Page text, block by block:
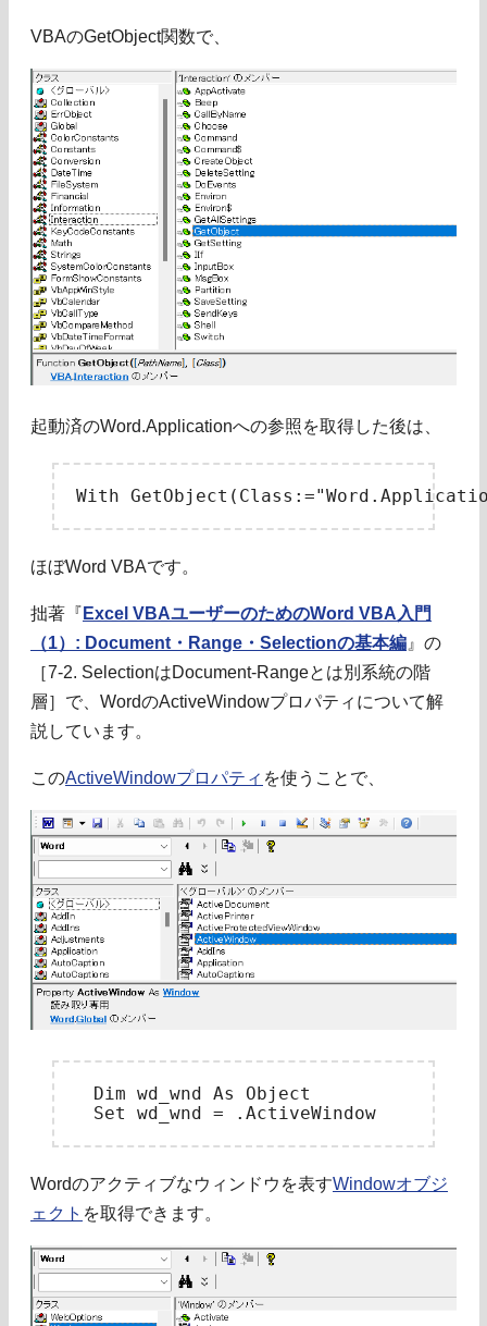
VBAのGetObject関数で、
起動済のWord.Applicationへの参照を取得した後は、
ほぼWord VBAです。
拙著『 Excel VBAユーザーのためのWord VBA入門
（1）: Document・Range・Selectionの基本編 』の
［7-2. SelectionはDocument-Rangeとは別系統の階
層］で、WordのActiveWindowプロパティについて解
説しています。
このActiveWindowプロパティ を使うことで、
Dim wd_wnd As Object
Wordのアクティブなウィンドウを表すWindowオブジ
ェクト を取得できます。